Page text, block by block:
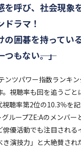
を呼び、社会現象
ラマ！
の囲碁を持ってい
もない――。」
ンツパワー指数ランキ
視聴率も回を追うごと
聴率第2位の10.3％を記
ループZE:Aのメンバー
優活動でも注目される
き演技力」と大絶賛され